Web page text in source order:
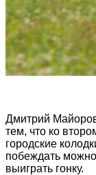
Дмитрий
тем, что ко
городские
побеждать
выиграть гонку.